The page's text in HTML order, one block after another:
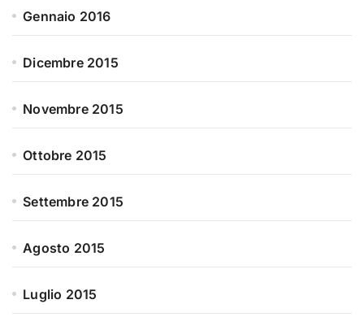
Gennaio 2016
Dicembre 2015
Novembre 2015
Ottobre 2015
Settembre 2015
Agosto 2015
Luglio 2015